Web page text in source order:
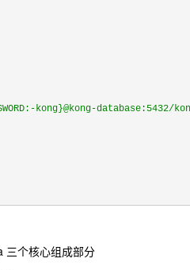
kong}@kong-database:5432/
三个核心组成部分